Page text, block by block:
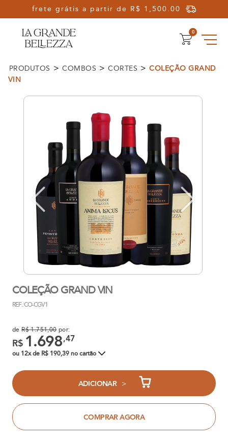
Olá, Seja Bem-vindo!
0
PRODUTOS > COMBOS > CORTES > COLEÇÃO GRAND
VIN
COLEÇÃO GRAND VIN
REF.: CO-CGV1
deR$ 1.751,00por:
R$ 1.698,47
ou 12x de R$ 190,39 no cartão
ADICIONAR>
COMPRAR AGORA